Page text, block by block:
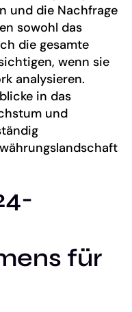
und die Nachfrage
sowohl das
die gesamte
wenn sie
analysieren.
in das
und
für